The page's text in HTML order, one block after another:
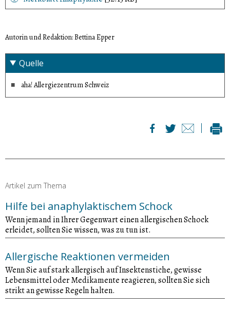
Autorin und Redaktion: Bettina Epper
Quelle
aha! Allergiezentrum Schweiz
Artikel zum Thema
Hilfe bei anaphylaktischem Schock
Wenn jemand in Ihrer Gegenwart einen allergischen Schock
erleidet, sollten Sie wissen, was zu tun ist.
Allergische Reaktionen vermeiden
Wenn Sie auf stark allergisch auf Insektenstiche, gewisse
Lebensmittel oder Medikamente reagieren, sollten Sie sich
strikt an gewisse Regeln halten.